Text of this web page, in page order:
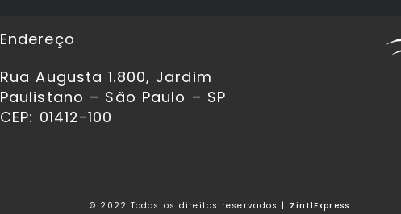
Endereço
Rua Augusta 1.800, Jardim
Paulistano – São Paulo – SP
CEP: 01412-100
© 2022 Todos os direitos reservados | ZintlExpress